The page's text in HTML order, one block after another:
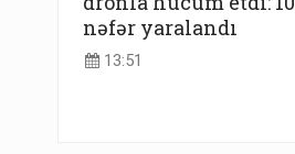
nəfər yaralandı
13:51